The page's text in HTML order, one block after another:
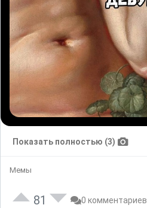
Показать полностью (3)
Мемы
81 0 комментариев